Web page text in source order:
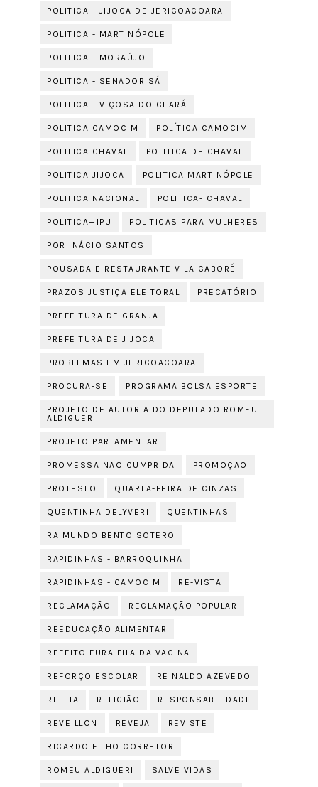
POLITICA - JIJOCA DE JERICOACOARA
POLITICA - MARTINÓPOLE
POLITICA - MORAÚJO
POLITICA - SENADOR SÁ
POLITICA - VIÇOSA DO CEARÁ
POLITICA CAMOCIM POLÍTICA CAMOCIM
POLITICA CHAVAL POLITICA DE CHAVAL
POLITICA JIJOCA POLITICA MARTINÓPOLE
POLITICA NACIONAL POLITICA- CHAVAL
POLITICA—IPU POLITICAS PARA MULHERES
POR INÁCIO SANTOS
POUSADA E RESTAURANTE VILA CABORÉ
PRAZOS JUSTIÇA ELEITORAL PRECATÓRIO
PREFEITURA DE GRANJA
PREFEITURA DE JIJOCA
PROBLEMAS EM JERICOACOARA
PROCURA-SE PROGRAMA BOLSA ESPORTE
PROJETO DE AUTORIA DO DEPUTADO ROMEU
ALDIGUERI
PROJETO PARLAMENTAR
PROMESSA NÃO CUMPRIDA PROMOÇÃO
PROTESTO QUARTA-FEIRA DE CINZAS
QUENTINHA DELYVERI QUENTINHAS
RAIMUNDO BENTO SOTERO
RAPIDINHAS - BARROQUINHA
RAPIDINHAS - CAMOCIM RE-VISTA
RECLAMAÇÃO RECLAMAÇÃO POPULAR
REEDUCAÇÃO ALIMENTAR
REFEITO FURA FILA DA VACINA
REFORÇO ESCOLAR REINALDO AZEVEDO
RELEIA RELIGIÃO RESPONSABILIDADE
REVEILLON REVEJA REVISTE
RICARDO FILHO CORRETOR
ROMEU ALDIGUERI SALVE VIDAS